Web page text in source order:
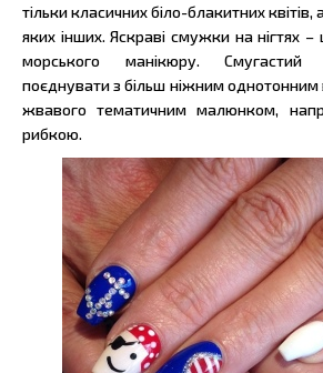
тільки класичних біло-блакитних
яких інших. Яскраві смужки на нігтях –
морського манікюру. Смугастий
поєднувати з більш ніжним однотонним
жвавого тематичним малюнком,
рибкою.